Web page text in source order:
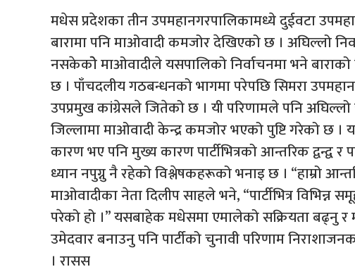
मधेस प्रदेशका तीन उपमहानगरपालिकामध्ये दुईवटा
बारामा पनि माओवादी कमजोर देखिएको छ । अघिल्लो
नसकेकोे माओवादीले यसपालिको निर्वाचनमा भने
छ । पाँचदलीय गठबन्धनको भागमा परेपछि सिमरा
उपप्रमुख कांग्रेसले जितेको छ । यी परिणामले पनि
जिल्लामा माओवादी केन्द्र कमजोर भएको पुष्टि गरेको छ ।
कारण भए पनि मुख्य कारण पार्टीभित्रको आन्तरिक द्वन्द्व
ध्यान नपुग्नु नै रहेको विश्लेषकहरूको भनाइ छ । “हाम्रो
माओवादीका नेता दिलीप साहले भने, “पार्टीभित्र
परेको हो ।” यसबाहेक मधेसमा एमालेको सक्रियता बढ्नु
उमेदवार बनाउनु पनि पार्टीको चुनावी परिणाम
। रासस